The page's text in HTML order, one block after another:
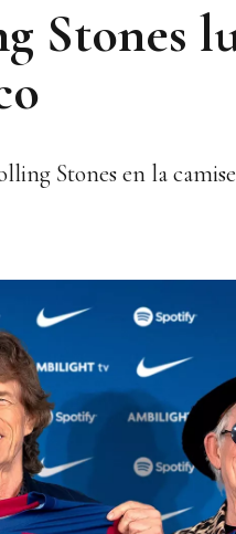
Stones
Stones en la